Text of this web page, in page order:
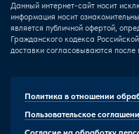
Данный интернет-сайт носит
информация носит
является публичной офертой,
Гражданского кодекса
доставки согласовываются после
Политика в отношении
Пользовательское